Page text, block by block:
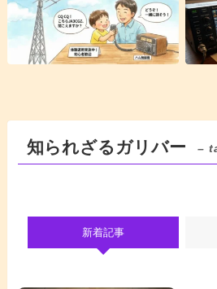
知られざるガリバー –
新着記事